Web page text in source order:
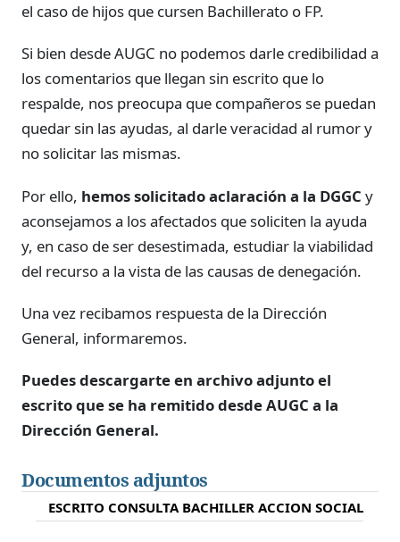
el caso de hijos que cursen Bachillerato o FP.
Si bien desde AUGC no podemos darle credibilidad a
los comentarios que llegan sin escrito que lo
respalde, nos preocupa que compañeros se puedan
quedar sin las ayudas, al darle veracidad al rumor y
no solicitar las mismas.
Por ello, hemos solicitado aclaración a la DGGC y
aconsejamos a los afectados que soliciten la ayuda
y, en caso de ser desestimada, estudiar la viabilidad
del recurso a la vista de las causas de denegación.
Una vez recibamos respuesta de la Dirección
General, informaremos.
Puedes descargarte en archivo adjunto el
escrito que se ha remitido desde AUGC a la
Dirección General.
Documentos adjuntos
ESCRITO CONSULTA BACHILLER ACCION SOCIAL